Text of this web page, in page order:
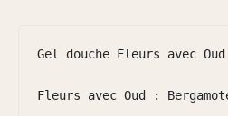
Gel douche Fleurs avec
Fleurs avec Oud :